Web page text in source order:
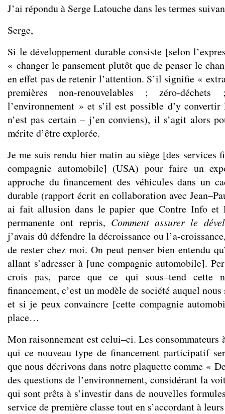
J’ai répondu à Serge Latouche dans les termes
Serge,
Si le développement durable consiste [selon
« changer le pansement plutôt que de penser le
en effet pas de retenir l’attention. S’il signifie «
premières non-renouvelables ; zéro-
l’environnement » et s’il est possible d’y
n’est pas certain – j’en conviens), il s’agit alors
mérite d’être explorée.
Je me suis rendu hier matin au siège [des services
compagnie automobile] (USA) pour faire un
approche du financement des véhicules dans un
durable (rapport écrit en collaboration avec
ai fait allusion dans le papier que Contre Infoet
permanente ont repris, Comment assurer le
j’avais dû défendre la décroissance ou l’a-
de rester chez moi. On peut penser bien entendu
allant s’adresser à [une compagnie automobile].
crois pas, parce que ce qui sous–tend cette
financement, c’est un modèle de société auquel
et si je peux convaincre [cette compagnie
place…
Mon raisonnement est celui–ci. Les consommateurs
qui ce nouveau type de financement participatif
que nous décrivons dans notre plaquette comme «
des questions de l’environnement, considérant la
qui sont prêts à s’investir dans de nouvelles
service de première classe tout en s’accordant à